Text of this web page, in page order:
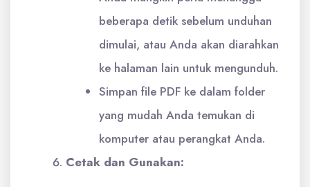
beberapa detik sebelum unduhan
dimulai, atau Anda akan diarahkan
ke halaman lain untuk mengunduh.
Simpan file PDF ke dalam folder
yang mudah Anda temukan di
komputer atau perangkat Anda.
Cetak dan Gunakan: